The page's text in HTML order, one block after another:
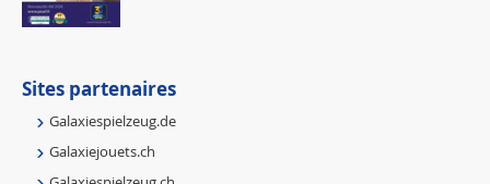
Sites partenaires
Galaxiespielzeug.de
Galaxiejouets.ch